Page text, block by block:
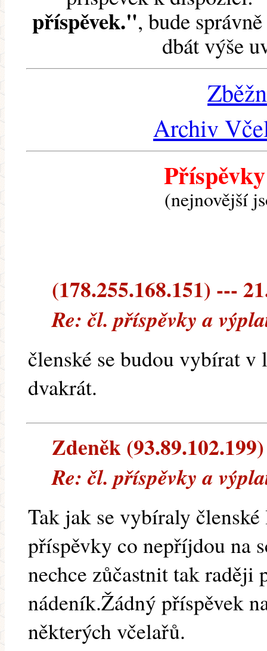
příspěvek.", bude
dbát výše
Archiv
(nejnovější
(178.255.168.151) ---
Re: čl. příspěvky a
členské se budou vybírat v
dvakrát.
Zdeněk
Re: čl. příspěvky a
Tak jak se vybíraly
příspěvky co nepříjdou na
nechce zůčastnit tak raději
nádeník.Žádný příspěvek
některých včelařů.